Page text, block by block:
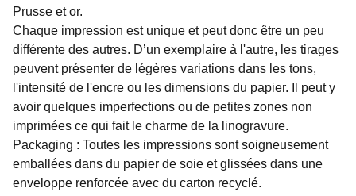
Prusse et or.
Chaque impression est unique et peut donc être un peu
différente des autres. D’un exemplaire à l'autre, les tirages
peuvent présenter de légères variations dans les tons,
l'intensité de l'encre ou les dimensions du papier. Il peut y
avoir quelques imperfections ou de petites zones non
imprimées ce qui fait le charme de la linogravure.
Packaging : Toutes les impressions sont soigneusement
emballées dans du papier de soie et glissées dans une
enveloppe renforcée avec du carton recyclé.